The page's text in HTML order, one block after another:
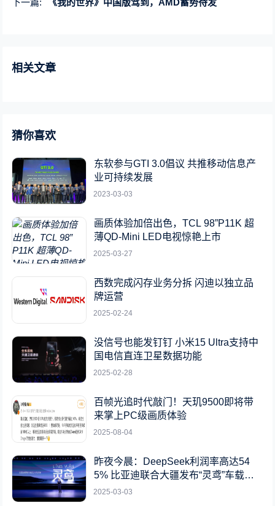
下一篇:
《我的世界》中国版驾到，AMD蓄势待发
相关文章
猜你喜欢
东软参与GTI 3.0倡议 共推移动信息产
业可持续发展
2023-03-03
画质体验加倍出色，TCL 98”P11K 超
薄QD-Mini LED电视惊艳上市
2025-03-27
西数完成闪存业务分拆 闪迪以独立品
牌运营
2025-02-24
没信号也能发钉钉 小米15 Ultra支持中
国电信直连卫星数据功能
2025-02-28
百帧光追时代敲门！天玑9500即将带
来掌上PC级画质体验
2025-08-04
昨夜今晨：DeepSeek利润率高达54
5% 比亚迪联合大疆发布“灵鸢”车载无
人机系统
2025-03-03